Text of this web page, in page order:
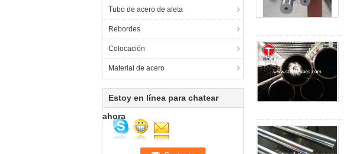
Tubo de acero de aleta
Rebordes
Colocación
Material de acero
Estoy en línea para chatear
ahora